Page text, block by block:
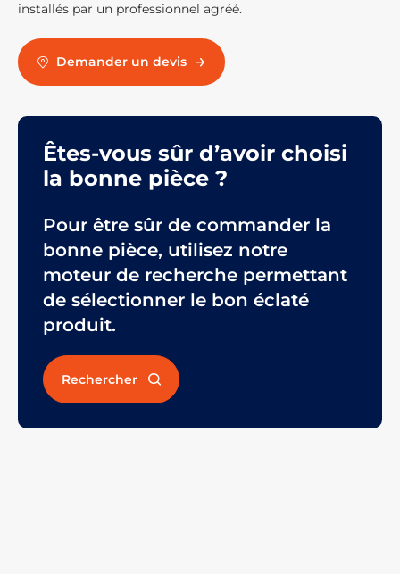
installés par un professionnel agréé.
Demander un devis
Êtes-vous sûr d’avoir choisi
la bonne pièce ?
Pour être sûr de commander la
bonne pièce, utilisez notre
moteur de recherche permettant
de sélectionner le bon éclaté
produit.
Rechercher